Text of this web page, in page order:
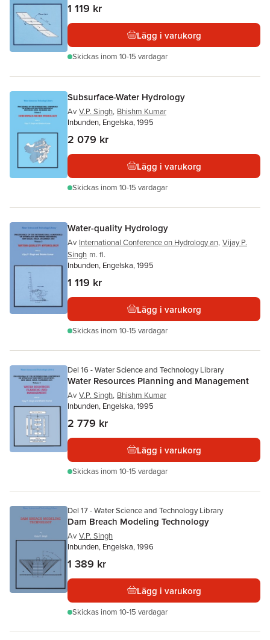
1 119 kr
Lägg i varukorg
Skickas inom 10-15 vardagar
Subsurface-Water Hydrology
Av V.P. Singh, Bhishm Kumar
Inbunden, Engelska, 1995
2 079 kr
Lägg i varukorg
Skickas inom 10-15 vardagar
Water-quality Hydrology
Av International Conference on Hydrology an, Vijay P.
Singh m. fl.
Inbunden, Engelska, 1995
1 119 kr
Lägg i varukorg
Skickas inom 10-15 vardagar
Del 16 - Water Science and Technology Library
Water Resources Planning and Management
Av V.P. Singh, Bhishm Kumar
Inbunden, Engelska, 1995
2 779 kr
Lägg i varukorg
Skickas inom 10-15 vardagar
Del 17 - Water Science and Technology Library
Dam Breach Modeling Technology
Av V.P. Singh
Inbunden, Engelska, 1996
1 389 kr
Lägg i varukorg
Skickas inom 10-15 vardagar